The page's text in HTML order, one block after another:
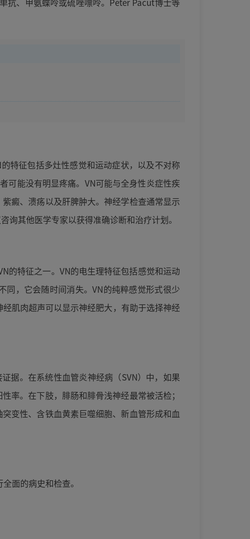
特征包括多灶性感觉和运动症状，以及不对称
可能没有明显疼痛。VN可能与全身性炎症性疾
癜、溃疡以及肝脾肿大。神经学检查通常显示
其他医学专家以获得准确诊断和治疗计划。
的特征之一。VN的电生理特征包括感觉和运动
，它会随时间消失。VN的纯粹感觉形式很少
肌肉超声可以显示神经肥大，有助于选择神经
据。在系统性血管炎神经病（SVN）中，如果
率。在下肢，腓肠和腓骨浅神经最常被活检；
变性、含铁血黄素巨噬细胞、新血管形成和血
面的病史和检查。